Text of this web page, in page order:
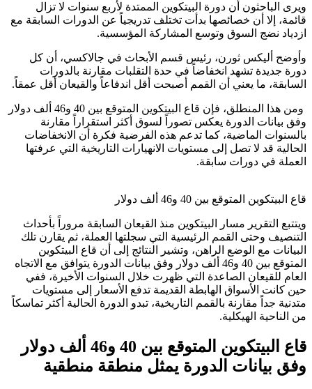
ويرى الباحثون أن دورة البيتكوين الممتدة لأربع سنوات لا تزال
قائمة، إلا أن خصائصها بدأت تختلف تدريجياً عن الدورات السابقة مع
ازدياد نضج السوق وتوسع المشاركة المؤسسية.
وأوضح أليكس ثورن، رئيس قسم الأبحاث في جالاكسي، أن كل
دورة جديدة تشهد انخفاضاً في حدة التقلبات مقارنة بالدورات
السابقة، ما يعني أن القمم أصبحت أقل اندفاعاً والقيعان أقل عمقاً.
ومن هذا المنطلق، فإن قاع البيتكوين المتوقع بين 40 و46 ألف دولار
وفق بيانات الدورة يعكس تصوراً لسوق أكثر استقراراً مقارنة
بالسنوات الماضية، كما تدعم هذه الفرضية فكرة أن الانخفاضات
الحالية قد لا تصل إلى مستويات الانهيارات التاريخية التي عرفتها
العملة في دورات سابقة.
قاع البيتكوين المتوقع بين 40 و46 ألف دولار
ويتتبع التقرير مسار البيتكوين منذ القيعان السابقة مروراً بأحداث
التنصيف وحتى القمم الرئيسية التي سجلتها العملة، ثم يقارن تلك
البيانات مع الوضع الراهن، وتشير النتائج إلى أن قاع البيتكوين
المتوقع بين 40 و46 ألف دولار وفق بيانات الدورة يتوافق مع الاتجاه
العام للقيعان الصاعدة التي ظهرت خلال السنوات الأخيرة، ففي
حين كانت الأسواق الهابطة القديمة تدفع الأسعار إلى مستويات
متدنية جداً مقارنة بالقمم التاريخية، تبدو الدورة الحالية أكثر تماسكاً
من الناحية الهيكلية.
قاع البيتكوين المتوقع بين 40 و46 ألف دولار
وفق بيانات الدورة يمثل منطقة منطقية